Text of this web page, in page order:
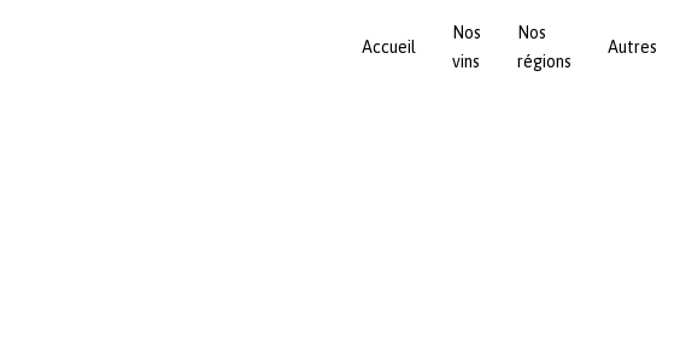
Accueil
Nos
vins
Nos
régions
Autres